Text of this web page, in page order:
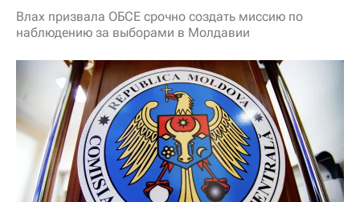
Влах призвала ОБСЕ срочно создать миссию по
наблюдению за выборами в Молдавии